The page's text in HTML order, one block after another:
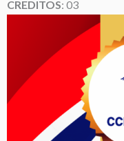
CREDITOS: 03